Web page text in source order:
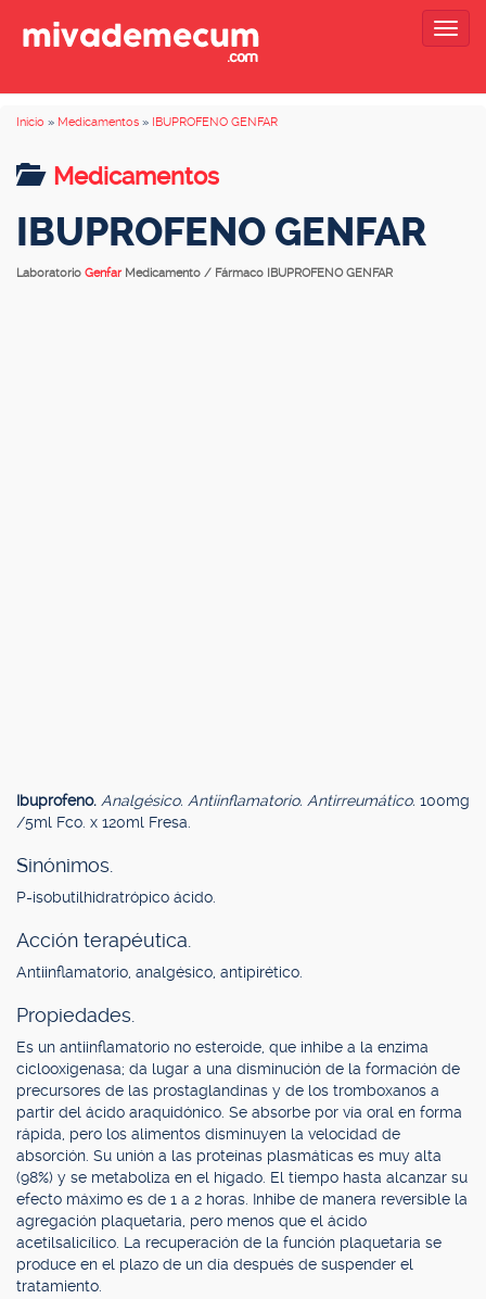
Inicio » Medicamentos » IBUPROFENO GENFAR
Medicamentos
IBUPROFENO GENFAR
Laboratorio Genfar Medicamento / Fármaco IBUPROFENO GENFAR
Ibuprofeno. Analgésico. Antiinflamatorio. Antirreumático. 100mg
/5ml Fco. x 120ml Fresa.
Sinónimos.
P-isobutilhidratrópico ácido.
Acción terapéutica.
Antiinflamatorio, analgésico, antipirético.
Propiedades.
Es un antiinflamatorio no esteroide, que inhibe a la enzima
ciclooxigenasa; da lugar a una disminución de la formación de
precursores de las prostaglandinas y de los tromboxanos a
partir del ácido araquidónico. Se absorbe por vía oral en forma
rápida, pero los alimentos disminuyen la velocidad de
absorción. Su unión a las proteínas plasmáticas es muy alta
(98%) y se metaboliza en el hígado. El tiempo hasta alcanzar su
efecto máximo es de 1 a 2 horas. Inhibe de manera reversible la
agregación plaquetaria, pero menos que el ácido
acetilsalicílico. La recuperación de la función plaquetaria se
produce en el plazo de un día después de suspender el
tratamiento.